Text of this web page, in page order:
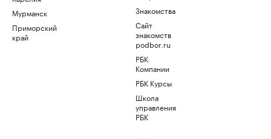
Мурманск
Приморский
край
Знакомства
Сайт
знакомств
podbor.ru
РБК
Компании
РБК Курсы
Школа
управления
РБК